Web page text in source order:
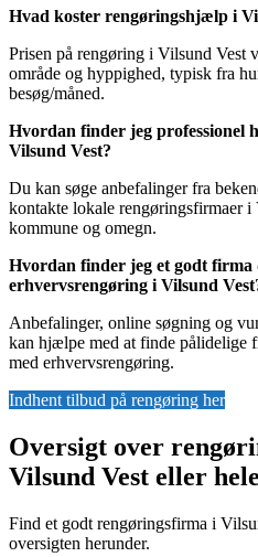
Hvad koster rengøringshjælp i
Prisen på rengøring i Vilsund Vest
område og hyppighed, typisk fra
besøg/måned.
Hvordan finder jeg
Vilsund Vest?
Du kan søge anbefalinger fra
kontakte lokale rengøringsfirmaer i
kommune og omegn.
Hvordan finder jeg et godt
erhvervsrengøring i Vilsund
Anbefalinger, online søgning og
kan hjælpe med at finde pålidelige
med erhvervsrengøring.
Indhent tilbud på rengøring her
Oversigt over
Vilsund Vest eller
Find et godt rengøringsfirma i
oversigten herunder.